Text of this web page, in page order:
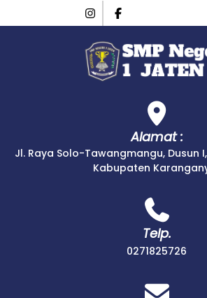
Alamat :
Jl. Raya Solo-Tawangmangu, Dusun
Kabupaten
Telp.
0271825726